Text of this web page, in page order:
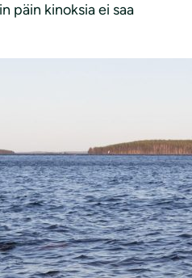
päin kinoksia ei saa